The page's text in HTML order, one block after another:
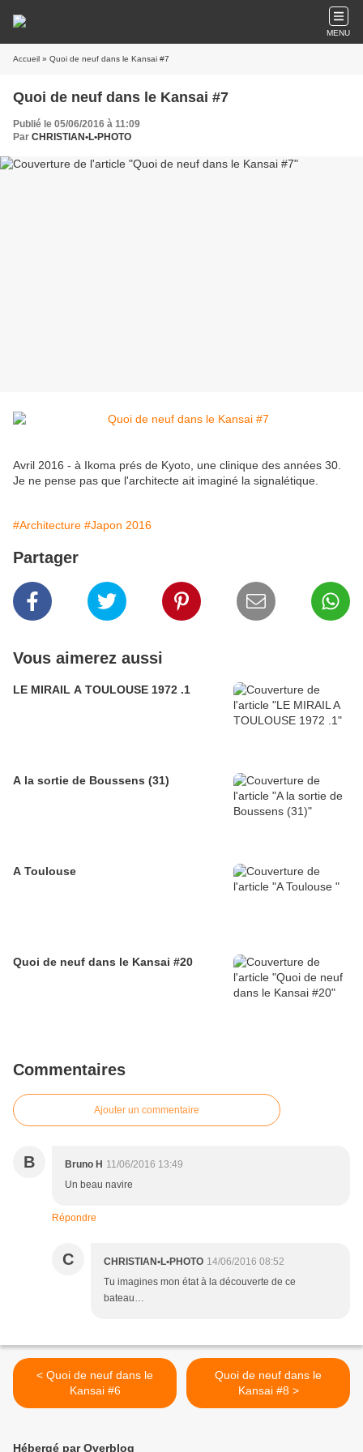
MENU
Accueil » Quoi de neuf dans le Kansai #7
Quoi de neuf dans le Kansai #7
Publié le 05/06/2016 à 11:09
Par CHRISTIAN•L•PHOTO
Avril 2016 - à Ikoma prés de Kyoto, une clinique des années 30.
Je ne pense pas que l'architecte ait imaginé la signalétique.
#Architecture #Japon 2016
Partager
Vous aimerez aussi
LE MIRAIL A TOULOUSE 1972 .1
A la sortie de Boussens (31)
A Toulouse
Quoi de neuf dans le Kansai #20
Commentaires
Ajouter un commentaire
B Bruno H 11/06/2016 13:49
Un beau navire
Répondre
C CHRISTIAN•L•PHOTO 14/06/2016 08:52
Tu imagines mon état à la découverte de ce
bateau…
< Quoi de neuf dans le
Kansai #6
Quoi de neuf dans le
Kansai #8 >
Hébergé par Overblog